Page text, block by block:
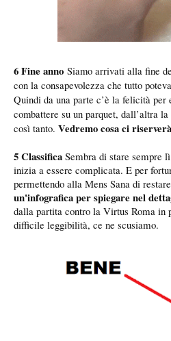
6 Fine anno Siamo arrivati alla fine
con la consapevolezza che tutto
Quindi da una parte c’è la felicità
combattere su un parquet, dall’altra
così tanto. Vedremo cosa ci
5 Classifica Sembra di stare sempre
inizia a essere complicata. E per
permettendo alla Mens Sana di
un'infografica per spiegare nel
dalla partita contro la Virtus Roma in
difficile leggibilità, ce ne scusiamo.